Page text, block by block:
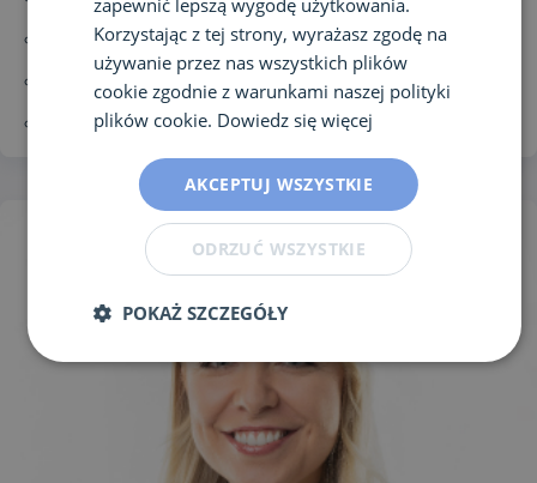
dolegliwościach żołądkowo-jelitowych,
zespole jelita nadwrażliwego – IBS,
zespole przerostu jelita cienkiego – SIBO.
Korzystając z tej strony, wyrażasz zgodę na
używanie przez nas wszystkich plików
cookie zgodnie z warunkami naszej polityki
plików cookie. Dowiedz się więcej
AKCEPTUJ WSZYSTKIE
ODRZUĆ WSZYSTKIE
POKAŻ SZCZEGÓŁY